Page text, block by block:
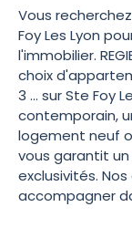
Vous
Foy Les Lyon
l'immobilier.
choix
3 ... sur Ste Foy
contemporain,
logement neuf
vous garantit
exclusivités.
accompagner